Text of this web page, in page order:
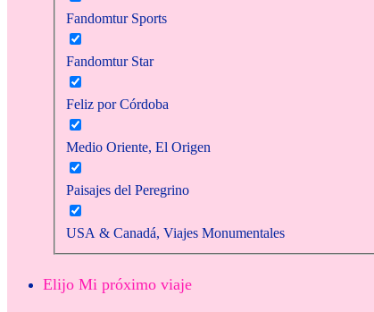
Fandomtur Sports
Fandomtur Star
Feliz por Córdoba
Medio Oriente, El Origen
Paisajes del Peregrino
USA & Canadá, Viajes Monumentales
Elijo Mi próximo viaje